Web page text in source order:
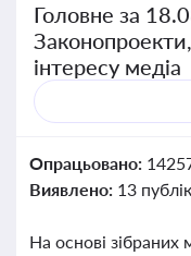
Головне за
інтересу медіа
Опрацьовано:
Виявлено: 13
На основі зібраних